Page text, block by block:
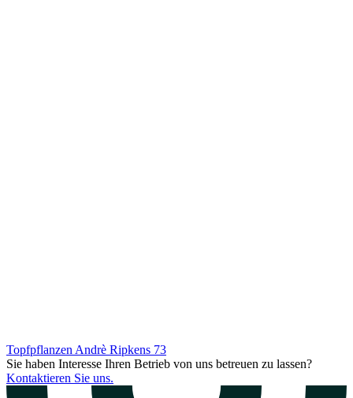
Topfpflanzen Andrè Ripkens 73
Sie haben Interesse Ihren Betrieb von uns betreuen zu lassen?
Kontaktieren Sie uns.